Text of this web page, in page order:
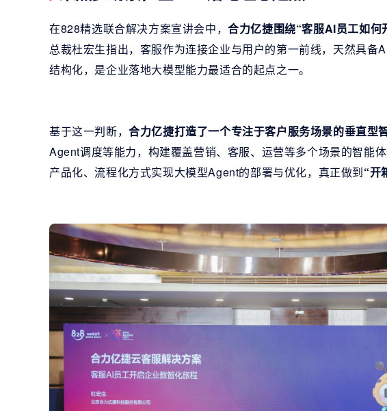
在828精选联合解决方案宣讲会中，合力亿捷围绕“客服AI员工如
总裁杜宏生指出，客服作为连接企业与用户的第一前线，天然具
结构化，是企业落地大模型能力最适合的起点之一。
基于这一判断，合力亿捷打造了一个专注于客户服务场景的垂直型
Agent调度等能力，构建覆盖营销、客服、运营等多个场景的智能
产品化、流程化方式实现大模型Agent的部署与优化，真正做到“开